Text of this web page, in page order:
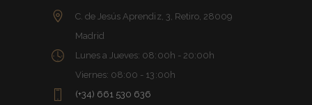
C. de Jesús Aprendiz, 3, Retiro, 28009
Madrid
Lunes a Jueves: 08:00h - 20:00h
Viernes: 08:00 - 13:00h
(+34) 661 530 636